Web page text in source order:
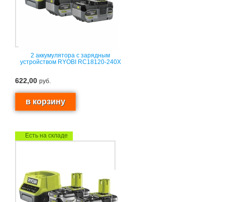
2 аккумулятора с зарядным
устройством RYOBI RC18120-240X
622,00 руб.
Есть на складе